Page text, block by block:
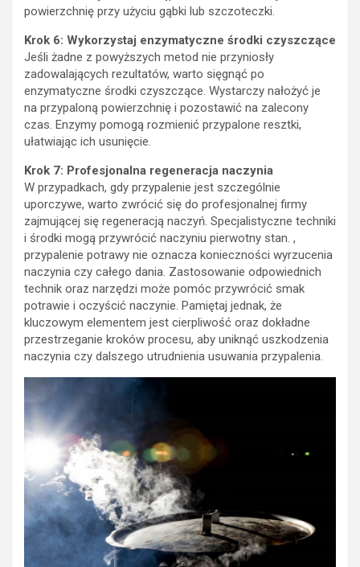
powierzchnię przy użyciu gąbki lub szczoteczki.
Krok 6: Wykorzystaj enzymatyczne środki czyszczące
Jeśli żadne z powyższych metod nie przyniosły
zadowalających rezultatów, warto sięgnąć po
enzymatyczne środki czyszczące. Wystarczy nałożyć je
na przypaloną powierzchnię i pozostawić na zalecony
czas. Enzymy pomogą rozmienić przypalone resztki,
ułatwiając ich usunięcie.
Krok 7: Profesjonalna regeneracja naczynia
W przypadkach, gdy przypalenie jest szczególnie
uporczywe, warto zwrócić się do profesjonalnej firmy
zajmującej się regeneracją naczyń. Specjalistyczne techniki
i środki mogą przywrócić naczyniu pierwotny stan. ,
przypalenie potrawy nie oznacza konieczności wyrzucenia
naczynia czy całego dania. Zastosowanie odpowiednich
technik oraz narzędzi może pomóc przywrócić smak
potrawie i oczyścić naczynie. Pamiętaj jednak, że
kluczowym elementem jest cierpliwość oraz dokładne
przestrzeganie kroków procesu, aby uniknąć uszkodzenia
naczynia czy dalszego utrudnienia usuwania przypalenia.